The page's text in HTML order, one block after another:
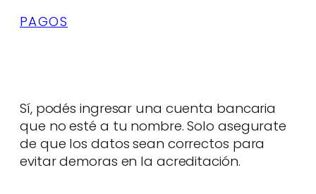
PAGOS
Sí, podés ingresar una cuenta bancaria
que no esté a tu nombre. Solo asegurate
de que los datos sean correctos para
evitar demoras en la acreditación.